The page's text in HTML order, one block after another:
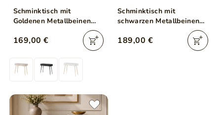
Schminktisch mit
Goldenen Metallbeinen
169,00 €
Schminktisch mit
schwarzen Metallbeinen
Passione Eiche Cremona
189,00 €